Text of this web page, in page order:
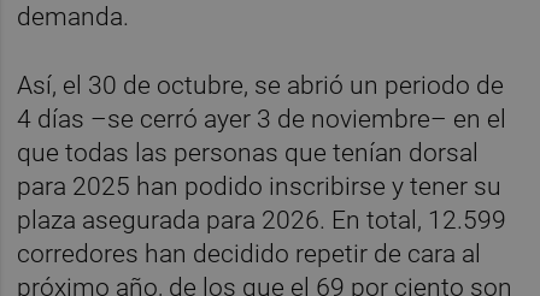
demanda.
Así, el 30 de octubre, se abrió un periodo de
4 días –se cerró ayer 3 de noviembre– en el
que todas las personas que tenían dorsal
para 2025 han podido inscribirse y tener su
plaza asegurada para 2026. En total, 12.599
corredores han decidido repetir de cara al
próximo año, de los que el 69 por ciento son